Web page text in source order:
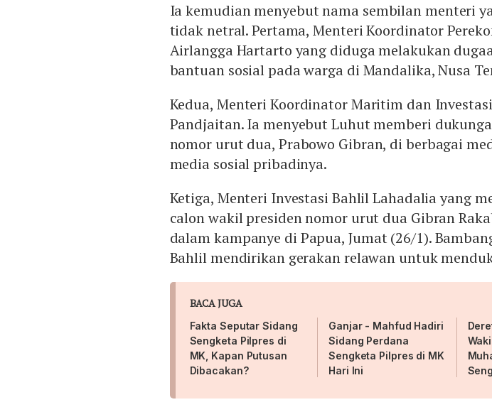
Ia kemudian menyebut nama sembilan menteri
tidak netral. Pertama, Menteri Koordinator
Airlangga Hartarto yang diduga melakukan
bantuan sosial pada warga di Mandalika, Nusa
Kedua, Menteri Koordinator Maritim dan
Pandjaitan. Ia menyebut Luhut memberi
nomor urut dua, Prabowo Gibran, di berbagai
media sosial pribadinya.
Ketiga, Menteri Investasi Bahlil Lahadalia yang
calon wakil presiden nomor urut dua Gibran
dalam kampanye di Papua, Jumat (26/1).
Bahlil mendirikan gerakan relawan untuk
BACA JUGA
Fakta Seputar Sidang
Sengketa Pilpres di
MK, Kapan Putusan
Dibacakan?
Ganjar - Mahfud Hadiri
Sidang Perdana
Sengketa Pilpres di MK
Hari Ini